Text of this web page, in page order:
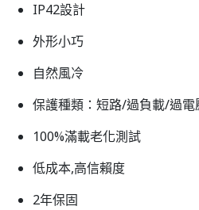
IP42設計
外形小巧
自然風冷
保護種類：短路/過負載/過電
100%滿載老化測試
低成本,高信賴度
2年保固